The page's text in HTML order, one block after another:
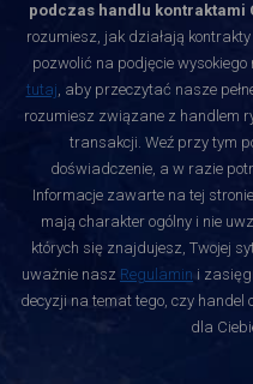
podczas handlu kontraktami
rozumiesz, jak działają
pozwolić na podjęcie
tutaj, aby przeczytać nasze
rozumiesz związane z handlem
transakcji. Weź przy tym
doświadczenie, a w razie
Informacje zawarte na tej
mają charakter ogólny i nie
których się znajdujesz, Twojej
uważnie nasz Regulamin i
decyzji na temat tego, czy
dla